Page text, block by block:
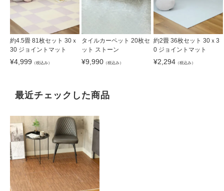
約4.5畳 81枚セット 30ｘ
30 ジョイントマット
¥4,999 （税込み）
タイルカーペット 20枚セ
ット ストーン
¥9,990 （税込み）
約2畳 36枚セット 30ｘ3
0 ジョイントマット
¥2,294（税込み）
最近チェックした商品